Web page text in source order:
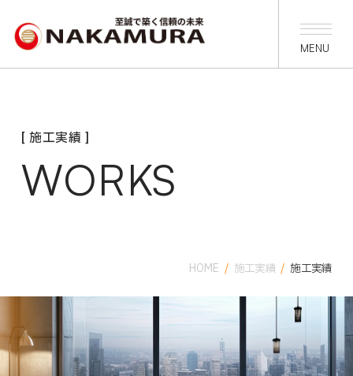
[ 施工実績 ]
WORKS
HOME / 施工実績 / 施工実績